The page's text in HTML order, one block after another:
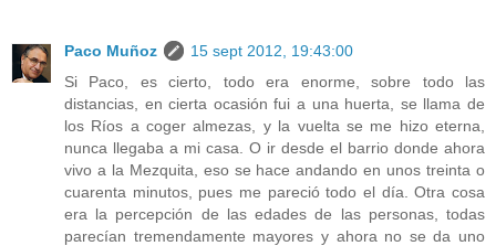
Paco Muñoz
15 sept 2012, 19:43:00
Si Paco, es cierto, todo era enorme, sobre todo las
distancias, en cierta ocasión fui a una huerta, se llama de
los Ríos a coger almezas, y la vuelta se me hizo eterna,
nunca llegaba a mi casa. O ir desde el barrio donde ahora
vivo a la Mezquita, eso se hace andando en unos treinta o
cuarenta minutos, pues me pareció todo el día. Otra cosa
era la percepción de las edades de las personas, todas
parecían tremendamente mayores y ahora no se da uno